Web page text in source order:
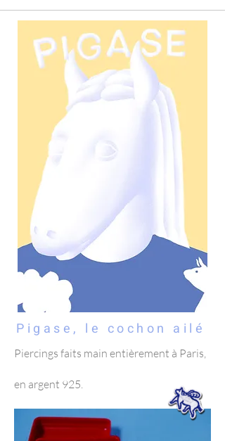
Pigase, le cochon ailé
Piercings faits main entièrement à Paris,
en argent 925.